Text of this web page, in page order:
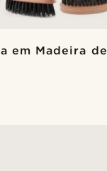
em Madeira de